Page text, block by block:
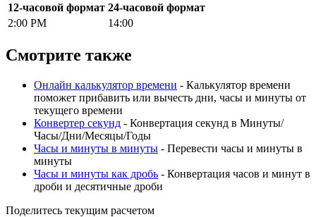
12-часовой формат 24-часовой формат
2:00 PM
14:00
Смотрите также
Онлайн калькулятор времени - Калькулятор времени
поможет прибавить или вычесть дни, часы и минуты от
текущего времени
Конвертер секунд - Конвертация секунд в Минуты/
Часы/Дни/Месяцы/Годы
Часы и минуты в минуты - Перевести часы и минуты в
минуты
Часы и минуты как дробь - Конвертация часов и минут в
дроби и десятичные дроби
Поделитесь текущим расчетом